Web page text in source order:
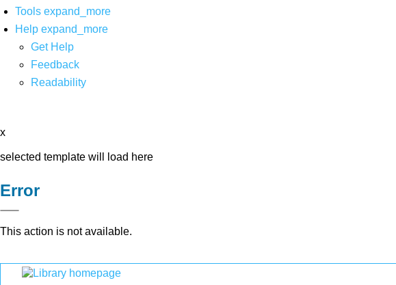
Tools expand_more
Help expand_more
Get Help
Feedback
Readability
x
selected template will load here
Error
This action is not available.